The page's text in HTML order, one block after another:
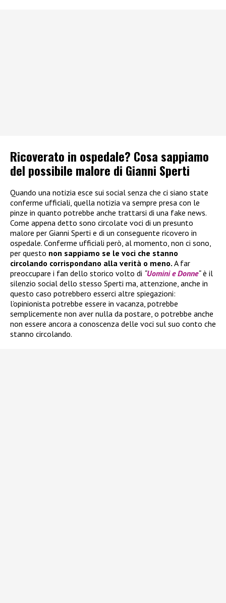
Ricoverato in ospedale? Cosa sappiamo
del possibile malore di Gianni Sperti
Quando una notizia esce sui social senza che ci siano state
conferme ufficiali, quella notizia va sempre presa con le
pinze in quanto potrebbe anche trattarsi di una fake news.
Come appena detto sono circolate voci di un presunto
malore per Gianni Sperti e di un conseguente ricovero in
ospedale. Conferme ufficiali però, al momento, non ci sono,
per questo non sappiamo se le voci che stanno
circolando corrispondano alla verità o meno. A far
preoccupare i fan dello storico volto di “Uomini e Donne“è il
silenzio social dello stesso Sperti ma, attenzione, anche in
questo caso potrebbero esserci altre spiegazioni:
l’opinionista potrebbe essere in vacanza, potrebbe
semplicemente non aver nulla da postare, o potrebbe anche
non essere ancora a conoscenza delle voci sul suo conto che
stanno circolando.